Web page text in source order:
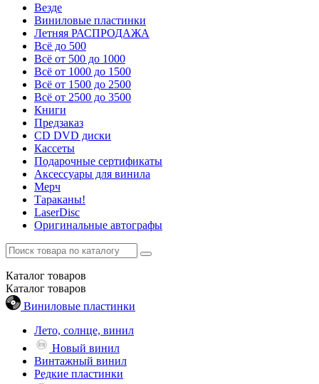
Везде
Виниловые пластинки
Летняя РАСПРОДАЖА
Всё до 500
Всё от 500 до 1000
Всё от 1000 до 1500
Всё от 1500 до 2500
Всё от 2500 до 3500
Книги
Предзаказ
CD DVD диски
Кассеты
Подарочные сертификаты
Аксессуары для винила
Мерч
Тараканы!
LaserDisc
Оригинальные автографы
Каталог товаров
Каталог товаров
Виниловые пластинки
Лето, солнце, винил
Новый винил
Винтажный винил
Редкие пластинки